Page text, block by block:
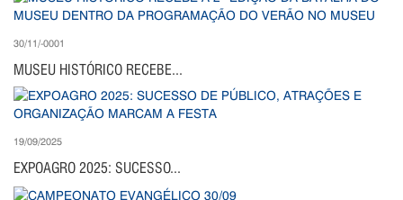
30/11/-0001
MUSEU HISTÓRICO RECEBE...
19/09/2025
EXPOAGRO 2025: SUCESSO...